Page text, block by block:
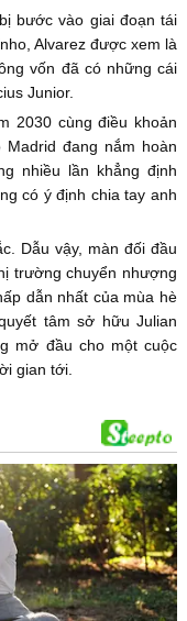
bước vào giai đoạn tái
Alvarez được xem là
vốn đã có những cái
Junior.
2030 cùng điều khoản
đang nắm hoàn
nhiều lần khẳng định
có ý định chia tay anh
Dẫu vậy, màn đối đầu
trường chuyển nhượng
dẫn nhất của mùa hè
tâm sở hữu Julian
mở đầu cho một cuộc
gian tới.